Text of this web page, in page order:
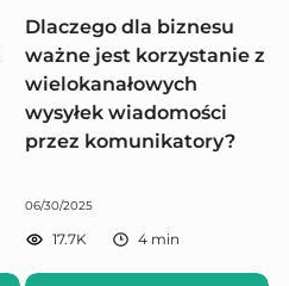
Dlaczego dla biznesu
ważne jest korzystanie z
wielokanałowych
wysyłek wiadomości
przez komunikatory?
06/30/2025
17.7K 4 min